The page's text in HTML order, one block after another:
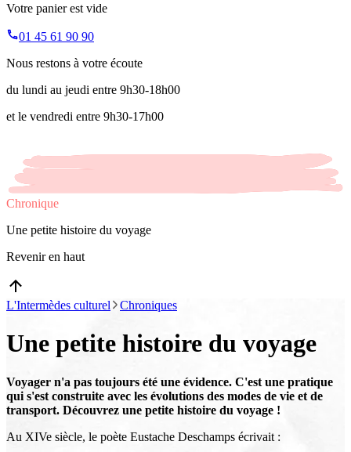
Votre panier est vide
01 45 61 90 90
Nous restons à votre écoute
du lundi au jeudi entre 9h30-18h00
et le vendredi entre 9h30-17h00
Chronique
Une petite histoire du voyage
Revenir en haut
L'Intermèdes culturel Chroniques
Une petite histoire du voyage
Voyager n'a pas toujours été une évidence. C'est une pratique
qui s'est construite avec les évolutions des modes de vie et de
transport. Découvrez une petite histoire du voyage !
Au XIVe siècle, le poète Eustache Deschamps écrivait :